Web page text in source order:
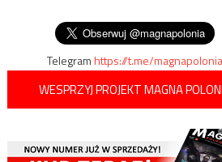
Telegramhttps://t.me/magnapolonia
WESPRZYJ PROJEKT MAGNA